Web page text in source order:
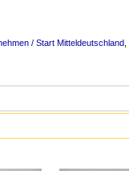
/ Start Mitteldeutschland